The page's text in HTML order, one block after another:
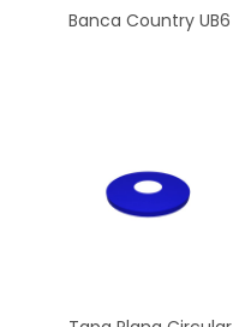
Banca Country UB6